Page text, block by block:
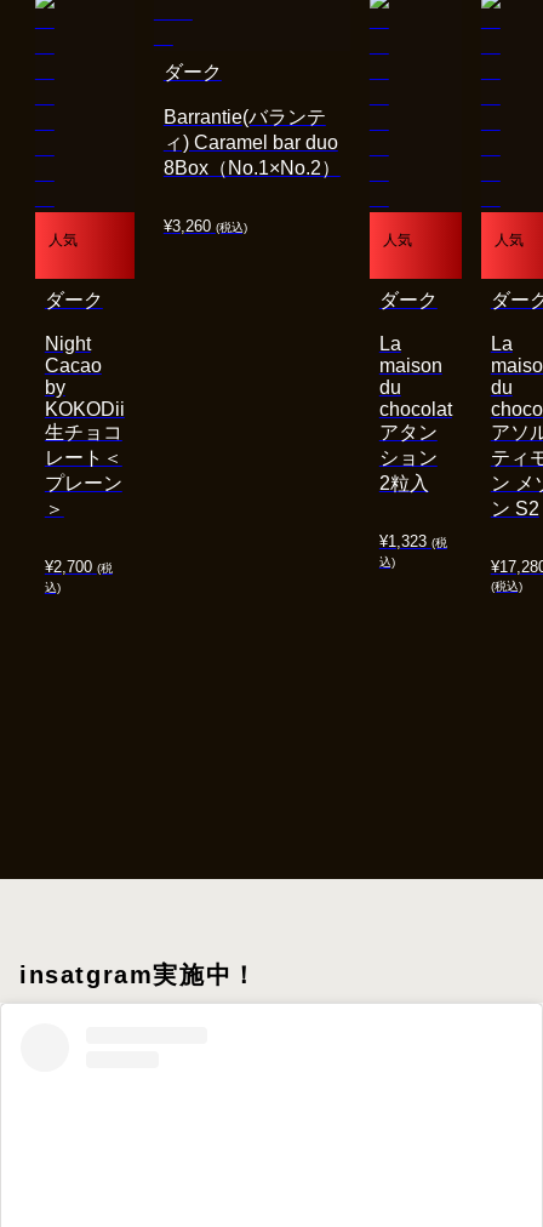
人気
¥2,700 (税
込)
Night
Cacao
by
KOKODii
生チョコ
レート＜
プレーン
＞
ダーク
¥3,260 (税込)
Barrantie(バランテ
ィ) Caramel bar duo
8Box（No.1×No.2）
ダーク
人気
¥1,323 (税
込)
La
maison
du
chocolat
アタン
ション
2粒入
ダーク
人気
¥
(税込)
La
du
アソ
ティ
ン メ
ン S2
ダー
insatgram実施中！